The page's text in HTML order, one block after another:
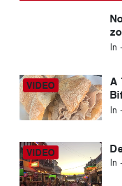
In
A
In
In